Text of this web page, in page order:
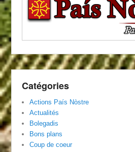
Catégories
Actions País Nòstre
Actualités
Bolegadis
Bons plans
Coup de coeur